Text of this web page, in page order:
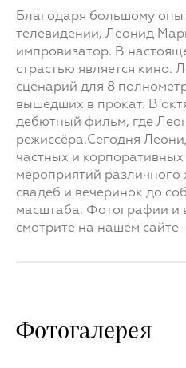
Благодаря большому
телевидении, Леонид
импровизатор. В
страстью является кино.
сценарий для 8
вышедших в прокат. В
дебютный фильм, где
режиссёра.Сегодня
частных и корпоративных
мероприятий различного
свадеб и вечеринок до
масштаба. Фотографии и
смотрите на нашем сайте
Фотогалерея